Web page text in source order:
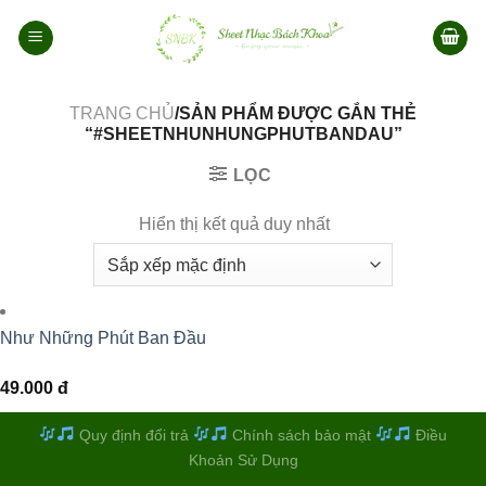
qua
TRANG CHỦ/SẢN PHẨM ĐƯỢC GẮN THẺ
“#SHEETNHUNHUNGPHUTBANDAU”
LỌC
Hiển thị kết quả duy nhất
Như Những Phút Ban Đầu
49.000 đ
Quy định đổi trả Chính sách bảo mật
Điều
Khoản Sử Dụng